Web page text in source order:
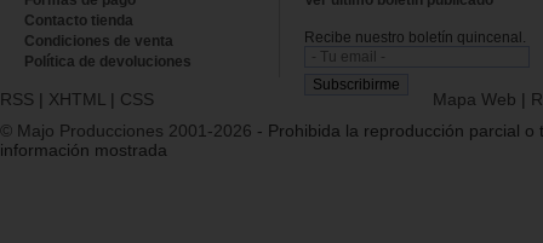
Contacto tienda
Condiciones de venta
Política de devoluciones
Recibe nuestro boletín quincenal.
RSS | XHTML | CSS Mapa Web |
© Majo Producciones 2001-2026 - Prohibida la reproducción parcial o
información mostrada